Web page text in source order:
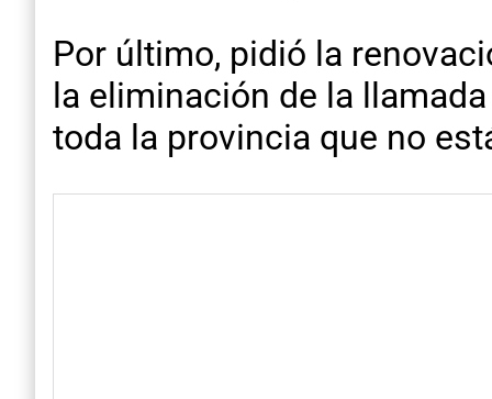
Por último, pidió la
la eliminación de la
toda la provincia que no